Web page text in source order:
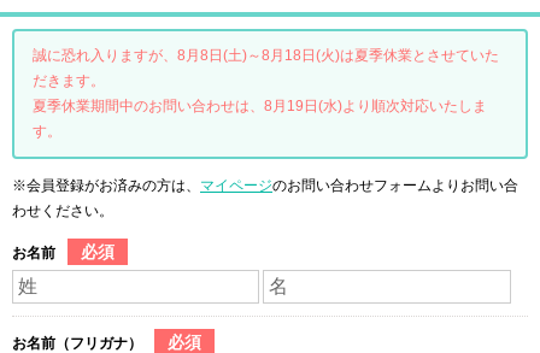
誠に恐れ入りますが、8月8日(土)～8月18日(火)は夏季休業とさせていた
だきます。
夏季休業期間中のお問い合わせは、8月19日(水)より順次対応いたしま
す。
※会員登録がお済みの方は、 マイページのお問い合わせフォームよりお問い合
わせください。
お名前 必須
お名前（フリガナ） 必須